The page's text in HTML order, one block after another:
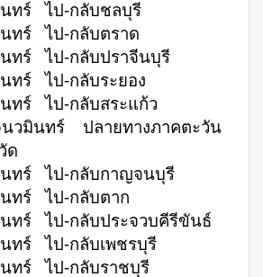
ทร์ ไป-กลับชลบุรี
ทร์ ไป-กลับตราด
ทร์ ไป-กลับปราจีนบุรี
ทร์ ไป-กลับระยอง
ทร์ ไป-กลับสระแก้ว
นวมินทร์ ปลายทางภาคตะวัน
ด
นทร์ ไป-กลับกาญจนบุรี
ทร์ ไป-กลับตาก
ทร์ ไป-กลับประจวบคีรีขันธ์
ทร์ ไป-กลับเพชรบุรี
ทร์ ไป-กลับราชบุรี